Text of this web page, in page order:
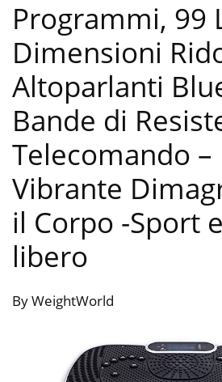
Programmi, 99
Dimensioni
Altoparlanti
Bande di
Telecomando –
Vibrante
il Corpo -Sport
libero
By WeightWorld